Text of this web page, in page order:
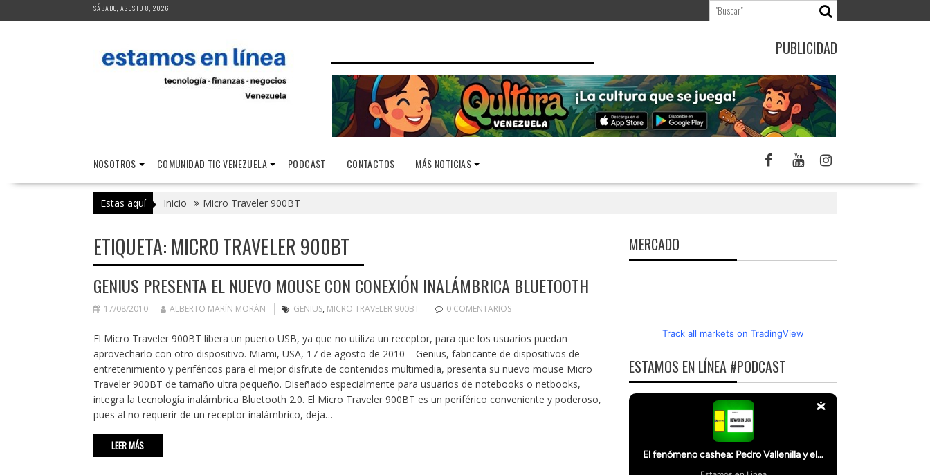
al
SÁBADO, AGOSTO 8, 2026
PUBLICIDAD
NOSOTROS COMUNIDAD TIC VENEZUELA PODCAST CONTACTOS MÁS NOTICIAS
Estas aquí Inicio Micro Traveler 900BT
ETIQUETA: MICRO TRAVELER 900BT
GENIUS PRESENTA EL NUEVO MOUSE CON CONEXIÓN INALÁMBRICA BLUETOOTH
17/08/2010 ALBERTO MARÍN MORÁN GENIUS, MICRO TRAVELER 900BT 0 COMENTARIOS
El Micro Traveler 900BT libera un puerto USB, ya que no utiliza un receptor, para que los usuarios puedan
aprovecharlo con otro dispositivo. Miami, USA, 17 de agosto de 2010 – Genius, fabricante de dispositivos de
entretenimiento y periféricos para el mejor disfrute de contenidos multimedia, presenta su nuevo mouse Micro
Traveler 900BT de tamaño ultra pequeño. Diseñado especialmente para usuarios de notebooks o netbooks,
integra la tecnología inalámbrica Bluetooth 2.0. El Micro Traveler 900BT es un periférico conveniente y poderoso,
pues al no requerir de un receptor inalámbrico, deja…
LEER MÁS
MERCADO
Track all markets on TradingView
ESTAMOS EN LÍNEA #PODCAST